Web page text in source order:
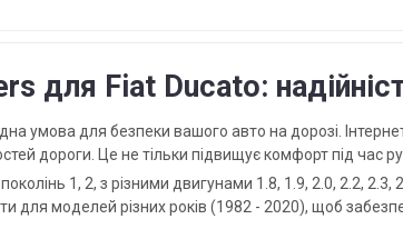
для Fiat Ducato:
умова для безпеки вашого авто на дорозі.
дороги. Це не тільки підвищує комфорт під час
1, 2, з різними двигунами 1.8, 1.9, 2.0, 2.2, 2.3,
для моделей різних років (1982 - 2020), щоб